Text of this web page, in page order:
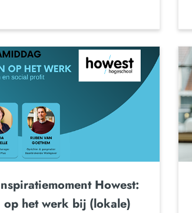
Howest:
het werk bij (lokale)